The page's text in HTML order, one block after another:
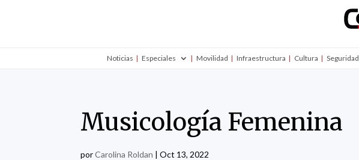
Noticias Especiales Movilidad Infraestructura Cultura Seguridad
Musicología Femenina
porCarolina Roldan |Oct 13, 2022